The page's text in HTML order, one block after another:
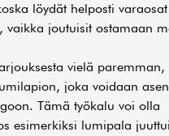
löydät helposti
vaikka joutuisit ostamaan
vielä
joka voidaan
Tämä työkalu voi olla
esimerkiksi lumipala